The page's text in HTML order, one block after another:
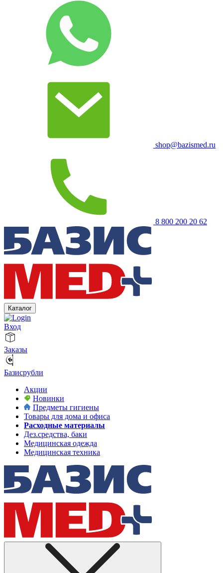
shop@bazismed.ru
8 800 200 20 62
Каталог
Вход
Заказы
Базисрубли
Акции
Новинки
Предметы гигиены
Товары для дома и офиса
Расходные материалы
Дез.средства, баки
Медицинская одежда
Медицинская техника